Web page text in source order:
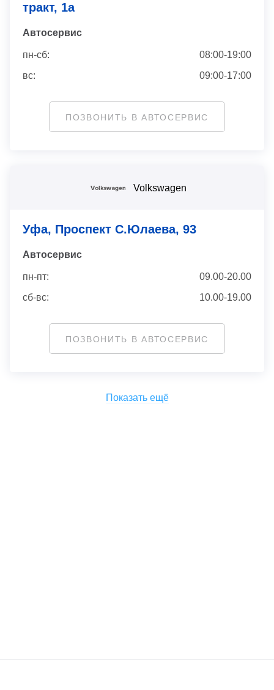
тракт, 1а
Автосервис
пн-сб:
08:00-19:00
вс:
09:00-17:00
ПОЗВОНИТЬ В АВТОСЕРВИС
Volkswagen
Уфа, Проспект С.Юлаева, 93
Автосервис
пн-пт:
09.00-20.00
сб-вс:
10.00-19.00
ПОЗВОНИТЬ В АВТОСЕРВИС
Показать ещё